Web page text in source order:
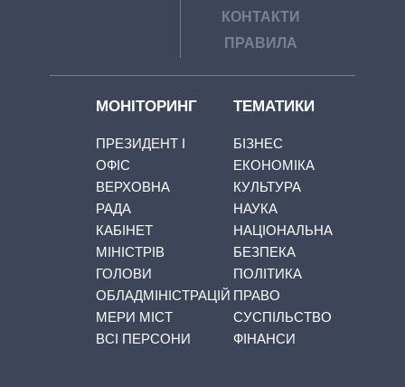
КОНТАКТИ
ПРАВИЛА
МОНІТОРИНГ
ПРЕЗИДЕНТ І
ОФІС
ВЕРХОВНА
РАДА
КАБІНЕТ
МІНІСТРІВ
ГОЛОВИ
ОБЛАДМІНІСТРАЦІЙ
МЕРИ МІСТ
ВСІ ПЕРСОНИ
ТЕМАТИКИ
БІЗНЕС
ЕКОНОМІКА
КУЛЬТУРА
НАУКА
НАЦІОНАЛЬНА
БЕЗПЕКА
ПОЛІТИКА
ПРАВО
СУСПІЛЬСТВО
ФІНАНСИ